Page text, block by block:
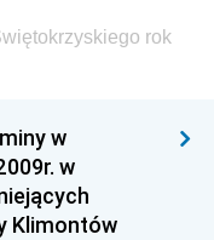
rok
w
w
Klimontów